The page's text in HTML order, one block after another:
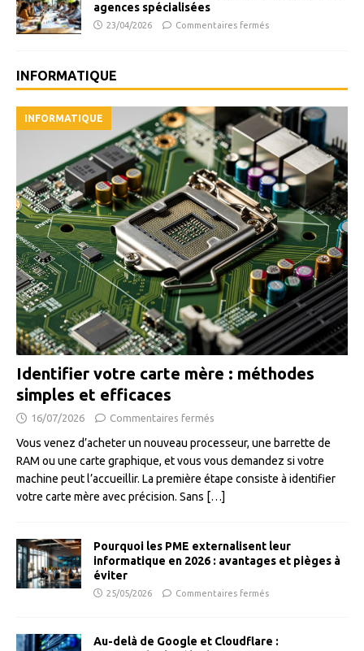
agences spécialisées
23/04/2026 Commentaires fermés
INFORMATIQUE
Identifier votre carte mère : méthodes
simples et efficaces
INFORMATIQUE
16/07/2026 Commentaires fermés
Vous venez d’acheter un nouveau processeur, une barrette de
RAM ou une carte graphique, et vous vous demandez si votre
machine peut l’accueillir. La première étape consiste à identifier
votre carte mère avec précision. Sans […]
Pourquoi les PME externalisent leur
informatique en 2026 : avantages et pièges à
éviter
25/05/2026 Commentaires fermés
Au-delà de Google et Cloudflare :